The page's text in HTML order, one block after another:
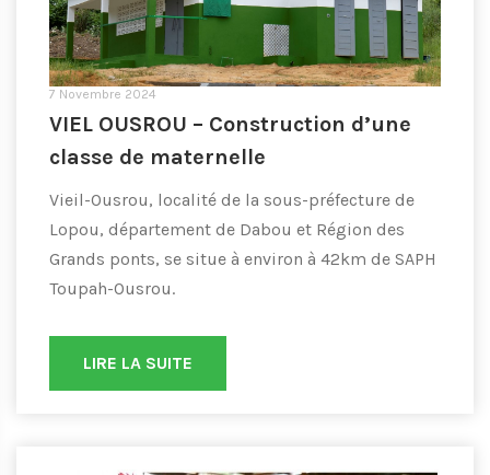
7 Novembre 2024
VIEL OUSROU – Construction d’une
classe de maternelle
Vieil-Ousrou, localité de la sous-préfecture de
Lopou, département de Dabou et Région des
Grands ponts, se situe à environ à 42km de SAPH
Toupah-Ousrou.
LIRE LA SUITE